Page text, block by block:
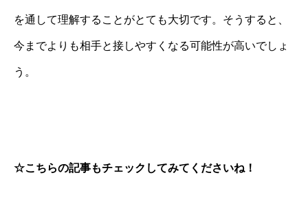
を通して理解することがとても大切です。そうすると、
今までよりも相手と接しやすくなる可能性が高いでしょ
う。
☆こちらの記事もチェックしてみてくださいね！